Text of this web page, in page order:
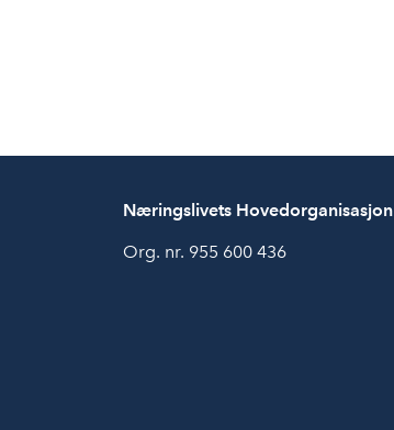
Næringslivets Hovedorganisasjon
Org. nr. 955 600 436